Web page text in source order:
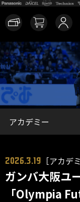
2026.3.19 ［アカデ
ガンバ大阪ユ
「Olympia